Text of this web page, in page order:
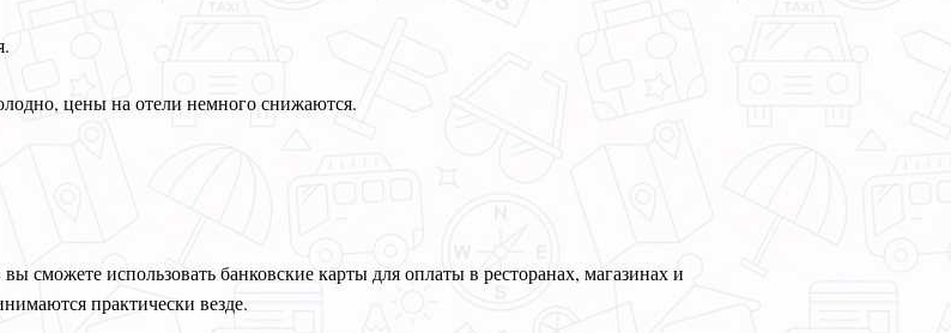
цены на отели немного снижаются.
использовать банковские карты для оплаты в ресторанах, магазинах и
практически везде.